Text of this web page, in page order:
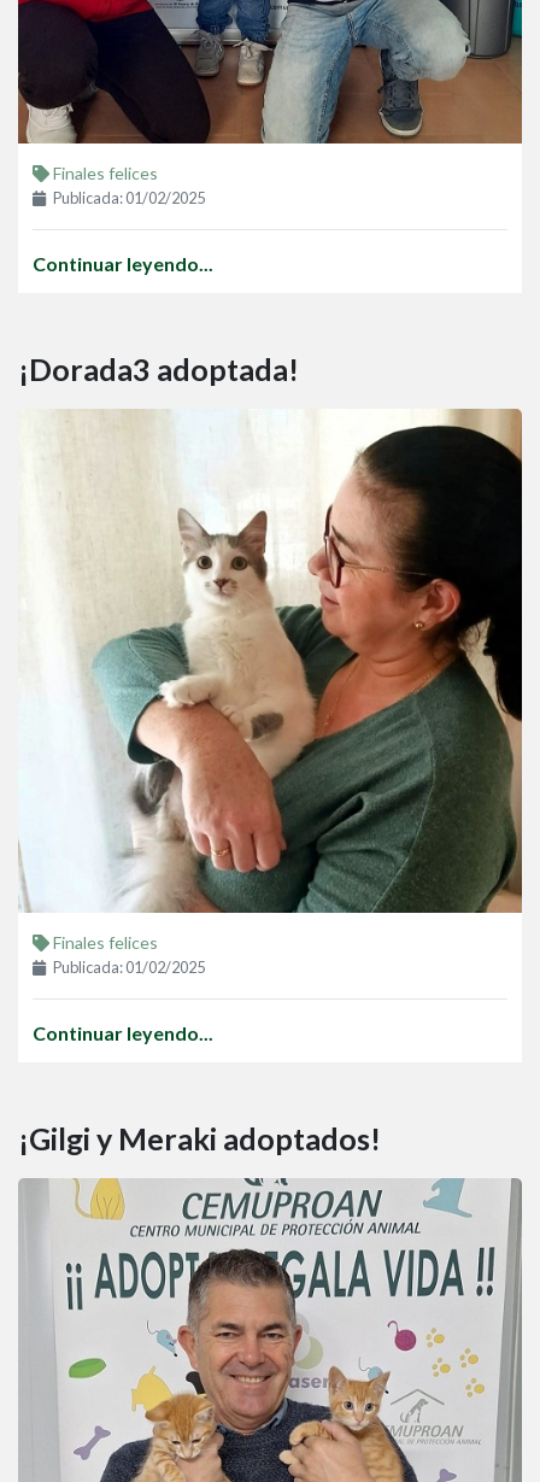
Finales felices
Publicada: 01/02/2025
Continuar leyendo...
¡Dorada3 adoptada!
Finales felices
Publicada: 01/02/2025
Continuar leyendo...
¡Gilgi y Meraki adoptados!